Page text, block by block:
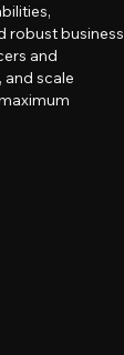
robust business
and
and scale